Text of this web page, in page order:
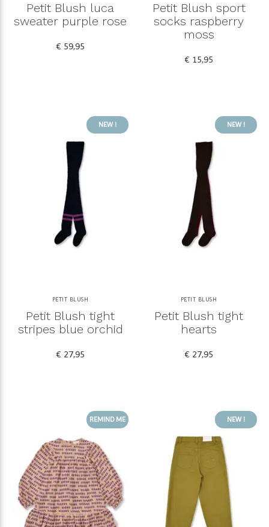
Petit Blush luca
sweater purple rose
€ 59,95
Petit Blush sport
socks raspberry
moss
€ 15,95
NEW !
PETIT BLUSH
Petit Blush tight
stripes blue orchid
€ 27,95
NEW !
PETIT BLUSH
Petit Blush tight
hearts
€ 27,95
REMIND ME NEW !